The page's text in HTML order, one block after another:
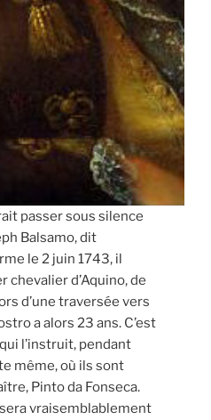
passer sous silence
Balsamo, dit
le 2 juin 1743, il
chevalier d’Aquino, de
d’une traversée vers
a alors 23 ans. C’est
l’instruit, pendant
même, où ils sont
Pinto da Fonseca.
vraisemblablement